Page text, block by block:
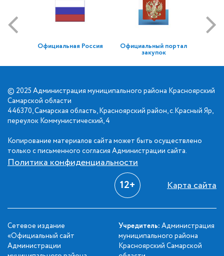
Официальная Россия Официальный портал
закупок
© 2025 Администрация муниципального района Красноярский
Самарской области
446370, Самарская область, Красноярский район, с.Красный Яр,
переулок Коммунистический, 4
Копирование материалов сайта может быть осуществлено
только с письменного согласия Администрации сайта.
Политика конфиденциальности
12+ Карта сайта
Сетевое издание
«Официальный сайт
Администрации
Учредитель: Администрация
муниципального района
Красноярский Самарской